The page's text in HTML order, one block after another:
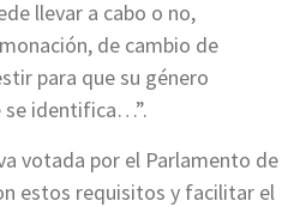
llevar a cabo o no,
de cambio de
para que su género
se identifica…”.
votada por el Parlamento de
estos requisitos y facilitar el